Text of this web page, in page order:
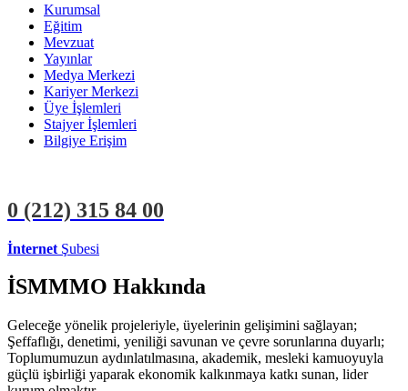
Kurumsal
Eğitim
Mevzuat
Yayınlar
Medya Merkezi
Kariyer Merkezi
Üye İşlemleri
Stajyer İşlemleri
Bilgiye Erişim
0 (212) 315 84 00
İnternet Şubesi
İSMMMO Hakkında
Geleceğe yönelik projeleriyle, üyelerinin gelişimini sağlayan;
Şeffaflığı, denetimi, yeniliği savunan ve çevre sorunlarına duyarlı;
Toplumumuzun aydınlatılmasına, akademik, mesleki kamuoyuyla
güçlü işbirliği yaparak ekonomik kalkınmaya katkı sunan, lider